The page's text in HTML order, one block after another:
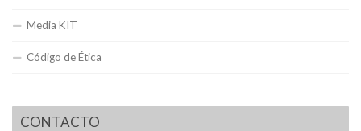
Media KIT
Código de Ética
CONTACTO